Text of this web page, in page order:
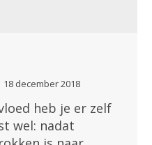
18 december 2018
heb je er zelf
wel: nadat